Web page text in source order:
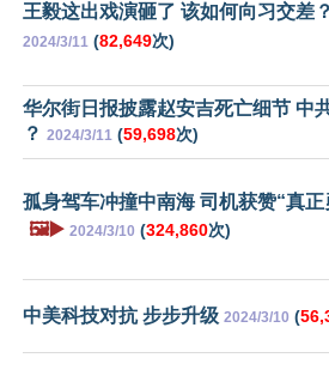
王毅这出戏演砸了 该如何向习交差？
2024/3/11 (82,649次)
华尔街日报披露赵安吉死亡细节 中
？ 2024/3/11 (59,698次)
孤身驾车冲撞中南海 司机获赞“真正
🖼️▶️ 2024/3/10 (324,860次)
中美科技对抗 步步升级 2024/3/10 (